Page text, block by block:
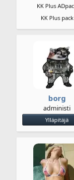
KK Plus
KK Plus pack
borg
administi
Ylläpitäjä